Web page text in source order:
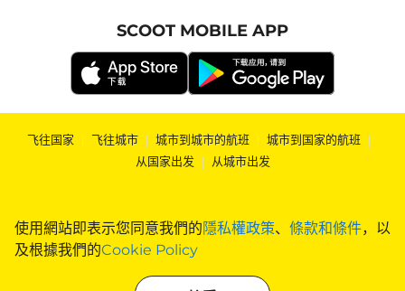
使用網站即表示您同意我們的隱私權政策、 條款和條件，以
及根據我們的Cookie Policy
SCOOT MOBILE APP
飞往国家 | 飞往城市 | 城市到城市的航班 | 城市到国家的航班 |
从国家出发 | 从城市出发